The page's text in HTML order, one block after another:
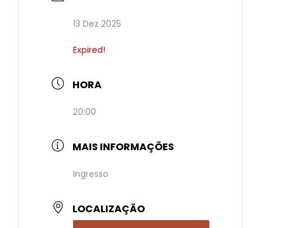
13 Dez 2025
Expired!
HORA
20:00
MAIS INFORMAÇÕES
Ingresso
LOCALIZAÇÃO